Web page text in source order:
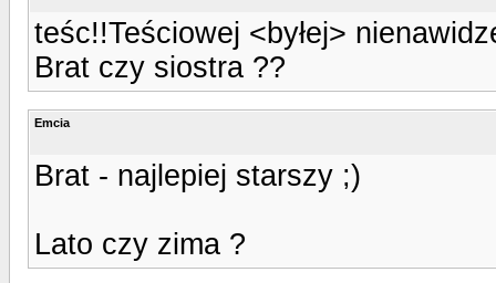
teśc!!Teściowej <byłej>
Brat czy siostra ??
Emcia
Brat - najlepiej starszy ;)
Lato czy zima ?